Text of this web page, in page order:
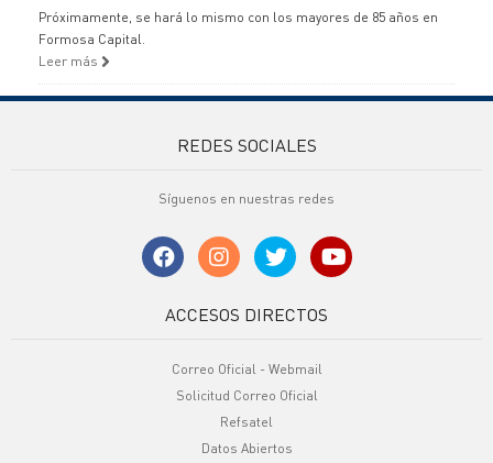
Próximamente, se hará lo mismo con los mayores de 85 años en
Formosa Capital.
Leer más
REDES SOCIALES
Síguenos en nuestras redes
ACCESOS DIRECTOS
Correo Oficial - Webmail
Solicitud Correo Oficial
Refsatel
Datos Abiertos